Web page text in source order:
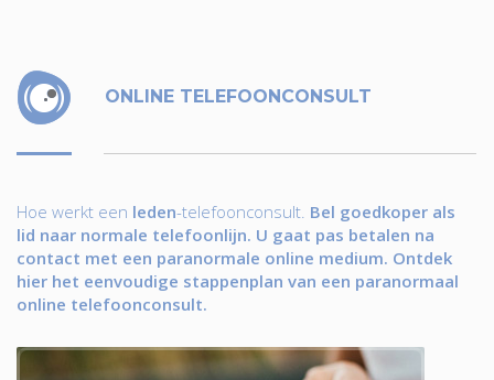
ONLINE TELEFOONCONSULT
Hoe werkt een leden-telefoonconsult. Bel goedkoper als
lid naar normale telefoonlijn. U gaat pas betalen na
contact met een paranormale online medium. Ontdek
hier het eenvoudige stappenplan van een paranormaal
online telefoonconsult.